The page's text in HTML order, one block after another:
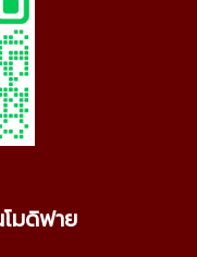
โมดิฟาย